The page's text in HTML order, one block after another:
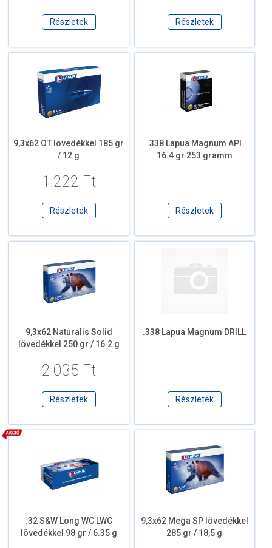
Részletek Részletek
9,3x62 OT lövedékkel 185 gr
/ 12 g
1.222 Ft
Részletek
.338 Lapua Magnum API
16.4 gr 253 gramm
Részletek
9,3x62 Naturalis Solid
lövedékkel 250 gr / 16.2 g
2.035 Ft
Részletek
.338 Lapua Magnum DRILL
Részletek
.32 S&W Long WC LWC
lövedékkel 98 gr / 6.35 g
9,3x62 Mega SP lövedékkel
285 gr / 18,5 g